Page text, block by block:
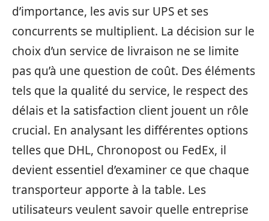
d’importance, les avis sur UPS et ses
concurrents se multiplient. La décision sur le
choix d’un service de livraison ne se limite
pas qu’à une question de coût. Des éléments
tels que la qualité du service, le respect des
délais et la satisfaction client jouent un rôle
crucial. En analysant les différentes options
telles que DHL, Chronopost ou FedEx, il
devient essentiel d’examiner ce que chaque
transporteur apporte à la table. Les
utilisateurs veulent savoir quelle entreprise